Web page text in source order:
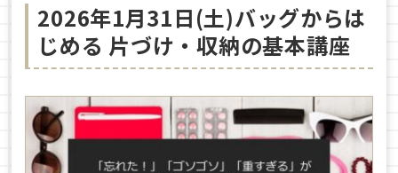
2026年1月31日(土)バッグからは
じめる 片づけ・収納の基本講座